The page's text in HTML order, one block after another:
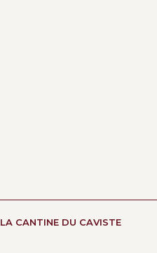
LA CANTINE DU CAVISTE